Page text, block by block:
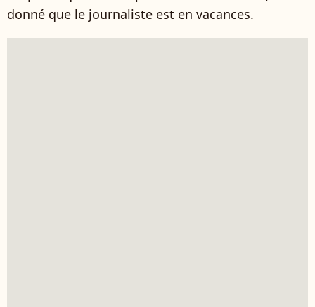
donné que le journaliste est en vacances.